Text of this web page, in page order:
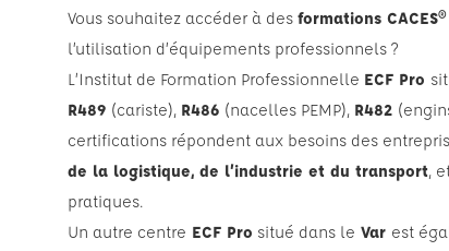
Vous souhaitez accéder à des formations CACES®
l’utilisation d’équipements professionnels ?
L’Institut de Formation Professionnelle ECF Pro
R489 (cariste), R486 (nacelles PEMP), R482
certifications répondent aux besoins des
de la logistique, de l’industrie et du transport,
pratiques.
Un autre centre ECF Pro situé dans le Var est